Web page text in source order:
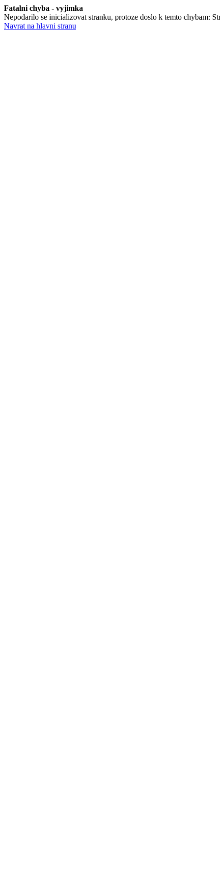
Fatalni chyba - vyjimka
Nepodarilo se inicializovat stranku, protoze doslo k temto chybam:
Navrat na hlavni stranu